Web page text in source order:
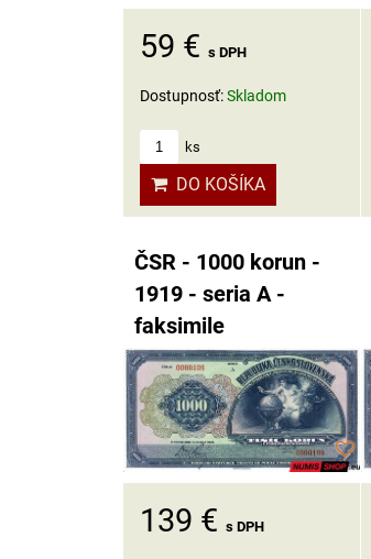
59 € s DPH
Dostupnosť:Skladom
ks
DO KOŠÍKA
ČSR - 1000 korun -
1919 - seria A -
faksimile
139 € s DPH